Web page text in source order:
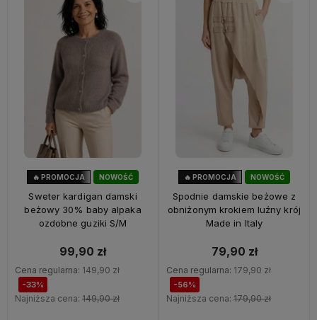
NOWOŚĆ
🔥 PROMOCJA
Sweter kardigan damski
beżowy 30% baby alpaka
ozdobne guziki S/M
99,90 zł
Cena regularna: 149,90 zł
-33%
Najniższa cena: 149,90 zł
NOWOŚĆ
🔥 PROMOCJA
Spodnie damskie beżowe z
obniżonym krokiem luźny krój
Made in Italy
79,90 zł
Cena regularna: 179,90 zł
-56%
Najniższa cena: 179,90 zł